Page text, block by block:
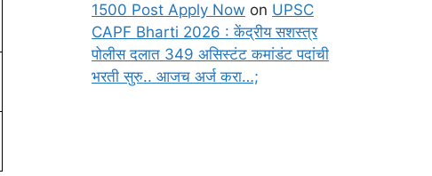
1500 Post Apply Now on UPSC
CAPF Bharti 2026 : केंद्रीय सशस्त्र
पोलीस दलात 349 असिस्टंट कमांडंट पदांची
भरती सुरु.. आजच अर्ज करा…;